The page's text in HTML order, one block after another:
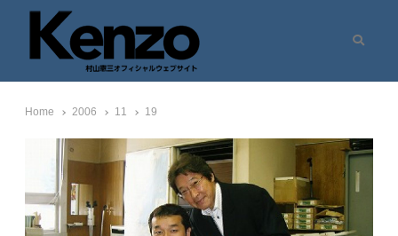
七転八起 – 村山憲三 Official Site
村山憲三ウェブサイト
Home 2006 11 19